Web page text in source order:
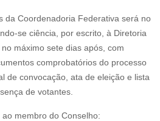
da Coordenadoria Federativa será no
se ciência, por escrito, à Diretoria
máximo sete dias após, com
comprobatórios do processo
de convocação, ata de eleição e lista
de votantes.
ao membro do Conselho: